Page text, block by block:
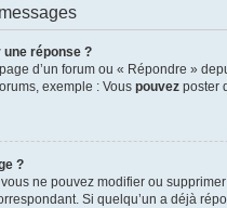
réponse ?
d’un forum ou « Répondre »
exemple : Vous pouvez poster
?
ne pouvez modifier ou
Si quelqu’un a déjà